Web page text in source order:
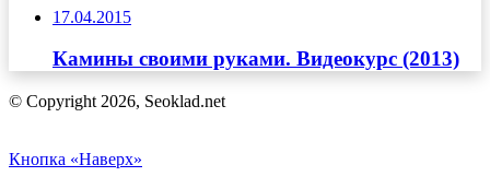
17.04.2015
Камины своими руками. Видеокурс (2013)
© Copyright 2026, Seoklad.net
Кнопка «Наверх»